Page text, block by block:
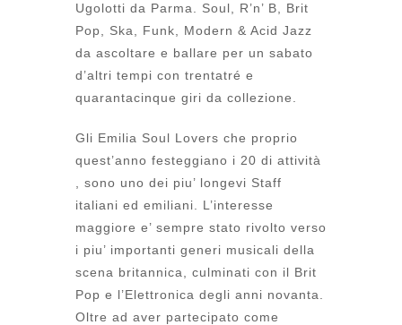
Ugolotti da Parma. Soul, R’n’ B, Brit
Pop, Ska, Funk, Modern & Acid Jazz
da ascoltare e ballare per un sabato
d’altri tempi con trentatré e
quarantacinque giri da collezione.
Gli Emilia Soul Lovers che proprio
quest’anno festeggiano i 20 di attività
, sono uno dei piu’ longevi Staff
italiani ed emiliani. L’interesse
maggiore e’ sempre stato rivolto verso
i piu’ importanti generi musicali della
scena britannica, culminati con il Brit
Pop e l’Elettronica degli anni novanta.
Oltre ad aver partecipato come